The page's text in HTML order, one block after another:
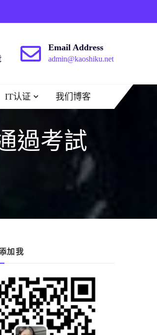
Email Address
admin@kaoshiku.net
IT认证 我们博客
過考試
加我